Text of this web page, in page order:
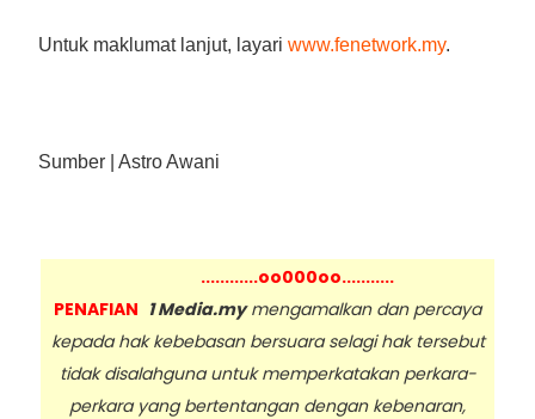
Untuk maklumat lanjut, layari www.fenetwork.my.
Sumber | Astro Awani
............oo000oo...........
PENAFIAN 1 Media.mymengamalkan dan percaya
kepada hak kebebasan bersuara selagi hak tersebut
tidak disalahguna untuk memperkatakan perkara-
perkara yang bertentangan dengan kebenaran,